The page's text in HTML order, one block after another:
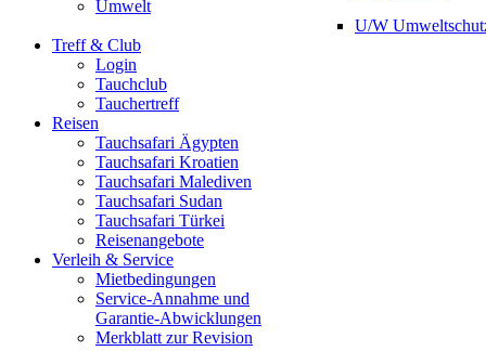
Umwelt
U/W
Treff & Club
Login
Tauchclub
Tauchertreff
Reisen
Tauchsafari Ägypten
Tauchsafari Kroatien
Tauchsafari Malediven
Tauchsafari Sudan
Tauchsafari Türkei
Reisenangebote
Verleih & Service
Mietbedingungen
Service-Annahme und
Garantie-Abwicklungen
Merkblatt zur Revision